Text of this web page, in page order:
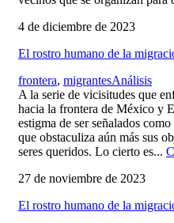
4 de diciembre de 2023
El rostro humano de la
frontera, migrantes,Análisis
A la serie de vicisitudes que
hacia la frontera de México y
estigma de ser señalados
que obstaculiza aún más sus
seres queridos. Lo cierto es...
27 de noviembre de 2023
El rostro humano de la